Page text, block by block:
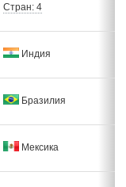
Стран: 4
Индия
Бразилия
Мексика